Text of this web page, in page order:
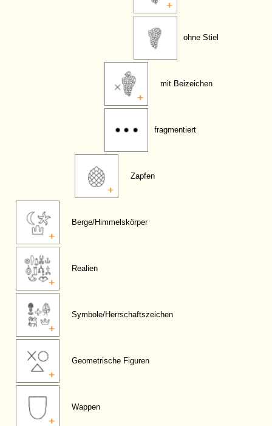
ohne Stiel
mit Beizeichen
fragmentiert
Zapfen
Berge/Himmelskörper
Realien
Symbole/Herrschaftszeichen
Geometrische Figuren
Wappen